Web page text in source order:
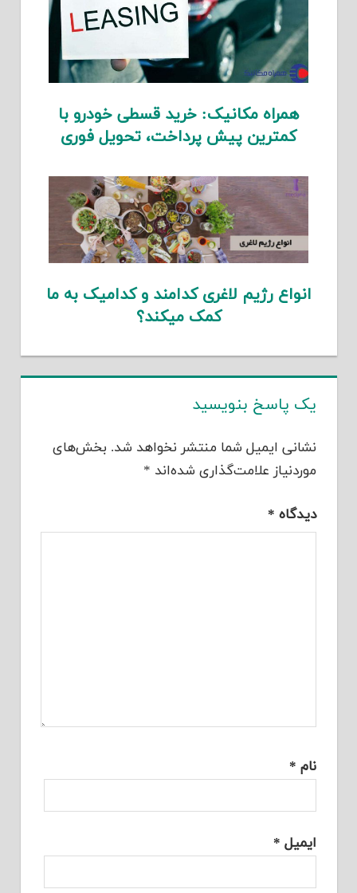
همراه مکانیک: خرید قسطی خودرو با
کمترین پیش پرداخت، تحویل فوری
انواع رژیم لاغری کدامند و کدامیک به ما
کمک میکند؟
یک پاسخ بنویسید
نشانی ایمیل شما منتشر نخواهد شد. بخش‌های
موردنیاز علامت‌گذاری شده‌اند *
دیدگاه *
نام *
ایمیل *